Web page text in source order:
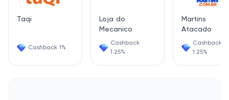
Taqi
Cashback 1%
Loja do
Mecanico
Cashback
1.25%
Martins
Atacado
Cashback
1.25%